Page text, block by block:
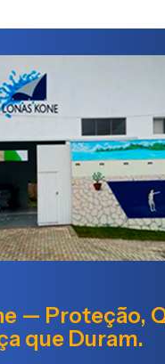
— Proteção,
que Duram.